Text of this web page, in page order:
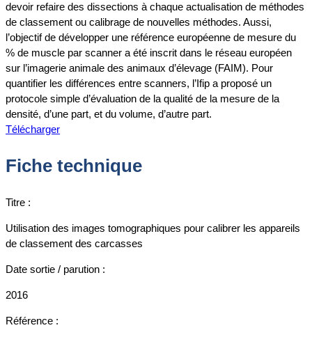
devoir refaire des dissections à chaque actualisation de méthodes
de classement ou calibrage de nouvelles méthodes. Aussi,
l’objectif de développer une référence européenne de mesure du
% de muscle par scanner a été inscrit dans le réseau européen
sur l’imagerie animale des animaux d’élevage (FAIM). Pour
quantifier les différences entre scanners, l’Ifip a proposé un
protocole simple d’évaluation de la qualité de la mesure de la
densité, d’une part, et du volume, d’autre part.
Télécharger
Fiche technique
Titre :
Utilisation des images tomographiques pour calibrer les appareils
de classement des carcasses
Date sortie / parution :
2016
Référence :